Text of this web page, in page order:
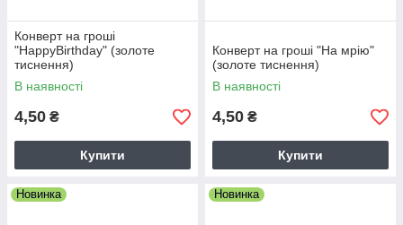
Конверт на гроші
"HappyBirthday" (золоте
тиснення)
В наявності
4,50 ₴
Купити
Конверт на гроші "На мрію"
(золоте тиснення)
В наявності
4,50 ₴
Купити
Новинка Новинка